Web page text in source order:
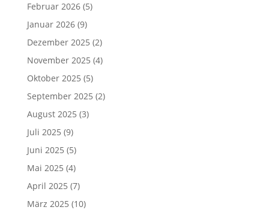
Februar 2026(5)
Januar 2026(9)
Dezember 2025 (2)
November 2025 (4)
Oktober 2025 (5)
September 2025 (2)
August 2025 (3)
Juli 2025 (9)
Juni 2025 (5)
Mai 2025 (4)
April 2025 (7)
März 2025 (10)